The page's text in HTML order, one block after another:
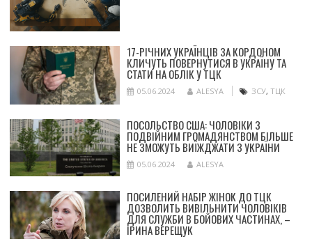
17-РІЧНИХ УКРАЇНЦІВ ЗА КОРДОНОМ
КЛИЧУТЬ ПОВЕРНУТИСЯ В УКРАЇНУ ТА
СТАТИ НА ОБЛІК У ТЦК
05.06.2024 ALESYA ЗСУ, ТЦК
ПОСОЛЬСТВО США: ЧОЛОВІКИ З
ПОДВІЙНИМ ГРОМАДЯНСТВОМ БІЛЬШЕ
НЕ ЗМОЖУТЬ ВИЇЖДЖАТИ З УКРАЇНИ
05.06.2024 ALESYA
ПОСИЛЕНИЙ НАБІР ЖІНОК ДО ТЦК
ДОЗВОЛИТЬ ВИВІЛЬНИТИ ЧОЛОВІКІВ
ДЛЯ СЛУЖБИ В БОЙОВИХ ЧАСТИНАХ, –
ІРИНА ВЕРЕЩУК